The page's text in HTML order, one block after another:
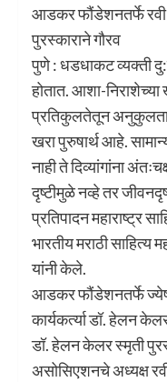
आडकर फौंडेशनतर्फे रवी
पुरस्काराने गौरव
पुणे : धडधाकट व्यक्ती
होतात. आशा-
प्रतिकुलतेतून अनुकुलता,
खरा पुरुषार्थ आहे.
नाही ते दिव्यांगांना
दृष्टीमुळे नव्हे तर
प्रतिपादन महाराष्ट्र
भारतीय मराठी साहित्य
यांनी केले.
आडकर फौंडेशनतर्फे
कार्यकर्त्या डॉ. हेलन
डॉ. हेलन केलर स्मृती
असोसिएशनचे अध्यक्ष